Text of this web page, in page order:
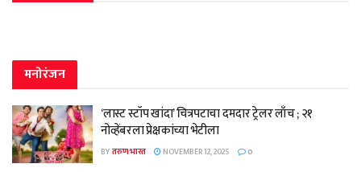
मनोरंजन
‘लास्ट स्टॉप खांदा’ चित्रपटाचा दमदार ट्रेलर लाँच ; २१
नोव्हेंबरला प्रेक्षकांच्या भेटीला
BYतरुण भारत NOVEMBER 12, 2025 0